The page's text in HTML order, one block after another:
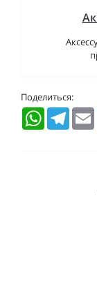
Поделиться:
WhatsApp